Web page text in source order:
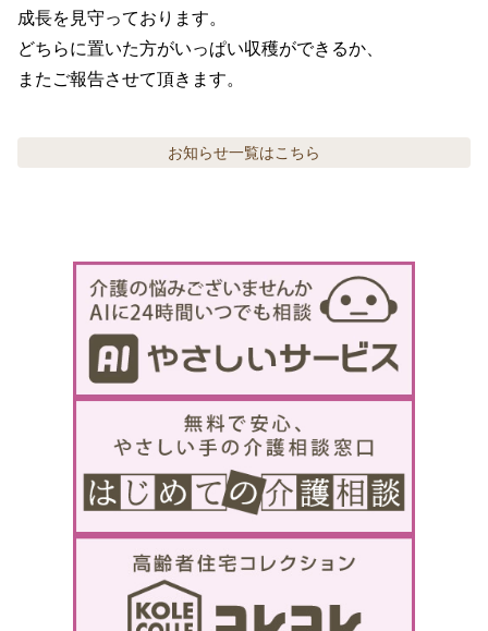
成長を見守っております。
どちらに置いた方がいっぱい収穫ができるか、
またご報告させて頂きます。
お知らせ一覧はこちら